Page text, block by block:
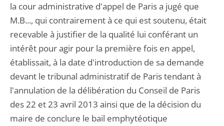
la cour administrative d'appel de Paris a jugé que
M.B..., qui contrairement à ce qui est soutenu, était
recevable à justifier de la qualité lui conférant un
intérêt pour agir pour la première fois en appel,
établissait, à la date d'introduction de sa demande
devant le tribunal administratif de Paris tendant à
l'annulation de la délibération du Conseil de Paris
des 22 et 23 avril 2013 ainsi que de la décision du
maire de conclure le bail emphytéotique